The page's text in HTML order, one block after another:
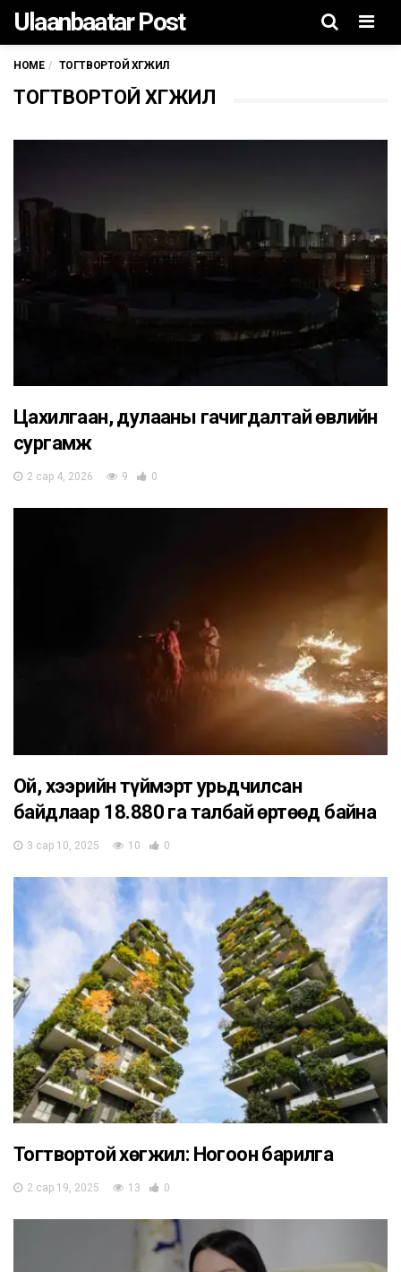
Menu
Ulaanbaatar Post
HOME ТОГТВОРТОЙ ХӨГЖИЛ
ТОГТВОРТОЙ ХӨГЖИЛ
Цахилгаан, дулааны гачигдалтай өвлийн
сургамж
2 сар 4, 2026 9 0
Ой, хээрийн түймэрт урьдчилсан
байдлаар 18.880 га талбай өртөөд байна
3 сар 10, 2025 10 0
Тогтвортой хөгжил: Ногоон барилга
2 сар 19, 2025 13 0